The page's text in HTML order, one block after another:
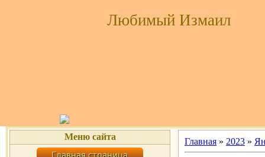
Любимый Измаил
Меню сайта Главная » 2023 »